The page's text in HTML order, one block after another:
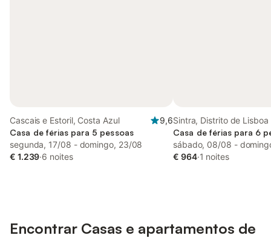
Cascais e Estoril, Costa Azul
9,6
Casa de férias para 5 pessoas
segunda, 17/08 - domingo, 23/08
€ 1.239·6 noites
Sintra, Distrito de Lisboa
Casa de férias para 6
sábado, 08/08 -
€ 964·1 noites
Encontrar Casas e apartamentos de